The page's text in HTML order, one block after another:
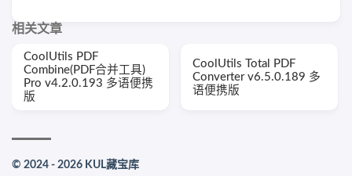
相关文章
CoolUtils PDF
Combine(PDF合并工具)
Pro v4.2.0.193 多语便携
版
CoolUtils Total PDF
Converter v6.5.0.189 多
语便携版
© 2024 - 2026 KUL藏宝库